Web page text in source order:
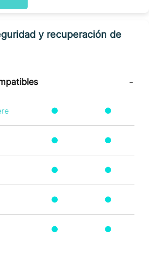
y recuperación de
● ●
● ●
● ●
● ●
● ●